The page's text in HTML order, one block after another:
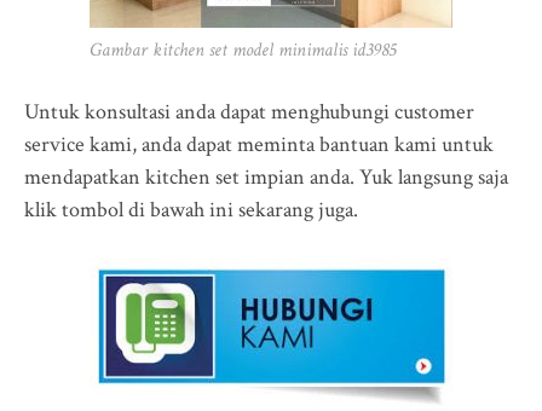
Gambar kitchen set model minimalis id3985
Untuk konsultasi anda dapat menghubungi customer
service kami, anda dapat meminta bantuan kami untuk
mendapatkan kitchen set impian anda. Yuk langsung saja
klik tombol di bawah ini sekarang juga.